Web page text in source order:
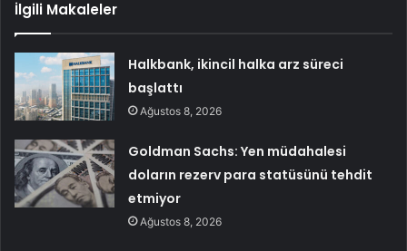
İlgili Makaleler
Halkbank, ikincil halka arz süreci
başlattı
Ağustos 8, 2026
Goldman Sachs: Yen müdahalesi
doların rezerv para statüsünü tehdit
etmiyor
Ağustos 8, 2026